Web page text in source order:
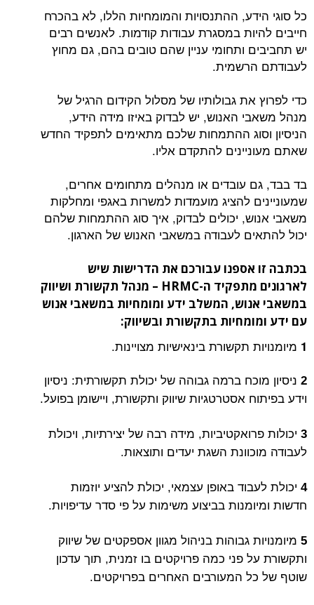
כל סוגי הידע, ההתנסויות והמומחיות הללו, לא בהכרח
חייבים להיות במסגרת עבודות קודמות. לאנשים רבים
יש תחביבים ותחומי עניין שהם טובים בהם, גם מחוץ
לעבודתם הרשמית.
כדי לפרוץ את גבולותיו של מסלול הקידום הרגיל של
מנהל משאבי האנוש, יש לבדוק באיזו מידה הידע,
הניסיון וסוג ההתמחות שלכם מתאימים לתפקיד החדש
שאתם מעוניינים להתקדם אליו.
בד בבד, גם עובדים או מנהלים מתחומים אחרים,
שמעוניינים להציג מועמדות למשרות באגפי ומחלקות
משאבי אנוש, יכולים לבדוק, איך סוג ההתמחות שלהם
יכול להתאים לעבודה במשאבי האנוש של הארגון.
בכתבה זו אספנו עבורכם את הדרישות שיש
לארגונים מתפקיד ה-HRMC – מנהל תקשורת ושיווק
במשאבי אנוש, המשלב ידע ומומחיות במשאבי אנוש
עם ידע ומומחיות בתקשורת ובשיווק:
1 מיומנויות תקשורת בינאישיות מצויינות.
2 ניסיון מוכח ברמה גבוהה של יכולת תקשורתית: ניסיון
וידע בפיתוח אסטרטגיות שיווק ותקשורת, ויישומן בפועל.
3 יכולות פרואקטיביות, מידה רבה של יצירתיות, ויכולת
לעבודה מוכוונת השגת יעדים ותוצאות.
4 יכולת לעבוד באופן עצמאי, יכולת להציע יוזמות
חדשות ומיומנות בביצוע משימות על פי סדר עדיפויות.
5 מיומנויות גבוהות בניהול מגוון אספקטים של שיווק
ותקשורת על פני כמה פרויקטים בו זמנית, תוך עדכון
שוטף של כל המעורבים האחרים בפרויקטים.